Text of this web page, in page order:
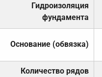
Гидроизоляция
фундамента
Основание (обвязка)
Количество рядов